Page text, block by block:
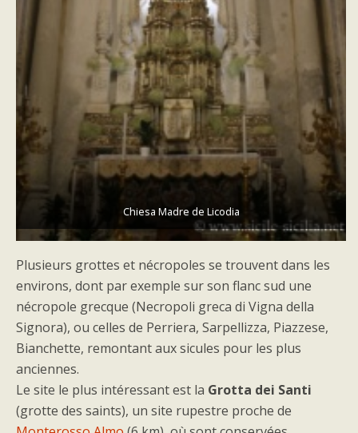
Chiesa Madre de Licodia
Plusieurs grottes et nécropoles se trouvent dans les
environs, dont par exemple sur son flanc sud une
nécropole grecque (Necropoli greca di Vigna della
Signora), ou celles de Perriera, Sarpellizza, Piazzese,
Bianchette, remontant aux sicules pour les plus
anciennes.
Le site le plus intéressant est la Grotta dei Santi
(grotte des saints), un site rupestre proche de